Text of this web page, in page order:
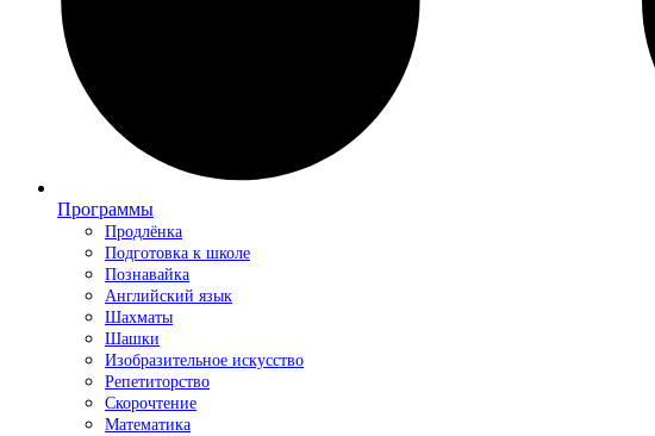
Программы
Продлёнка
Подготовка к школе
Познавайка
Английский язык
Шахматы
Шашки
Изобразительное искусство
Репетиторство
Скорочтение
Математика